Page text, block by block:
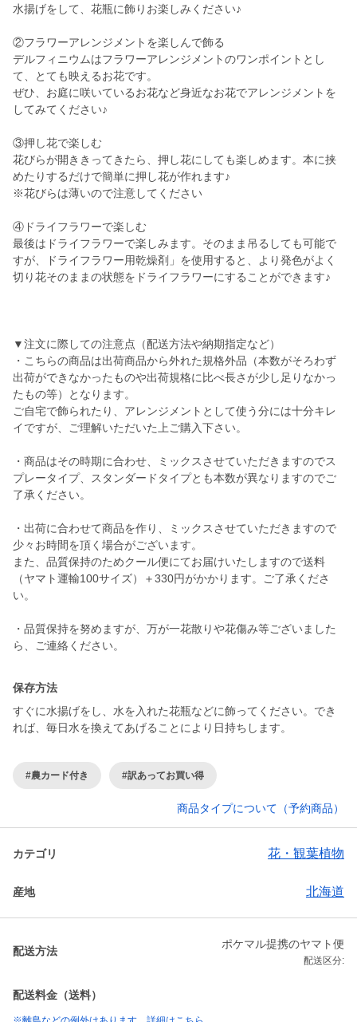
水揚げをして、花瓶に飾りお楽しみください♪
②フラワーアレンジメントを楽しんで飾る
デルフィニウムはフラワーアレンジメントのワンポイントとし
て、とても映えるお花です。
ぜひ、お庭に咲いているお花など身近なお花でアレンジメントを
してみてください♪
③押し花で楽しむ
花びらが開ききってきたら、押し花にしても楽しめます。本に挟
めたりするだけで簡単に押し花が作れます♪
※花びらは薄いので注意してください
④ドライフラワーで楽しむ
最後はドライフラワーで楽しみます。そのまま吊るしても可能で
すが、ドライフラワー用乾燥剤」を使用すると、より発色がよく
切り花そのままの状態をドライフラワーにすることができます♪
▼注文に際しての注意点（配送方法や納期指定など）
・こちらの商品は出荷商品から外れた規格外品（本数がそろわず
出荷ができなかったものや出荷規格に比べ長さが少し足りなかっ
たもの等）となります。
ご自宅で飾られたり、アレンジメントとして使う分には十分キレ
イですが、ご理解いただいた上ご購入下さい。
・商品はその時期に合わせ、ミックスさせていただきますのでス
プレータイプ、スタンダードタイプとも本数が異なりますのでご
了承ください。
・出荷に合わせて商品を作り、ミックスさせていただきますので
少々お時間を頂く場合がございます。
また、品質保持のためクール便にてお届けいたしますので送料
（ヤマト運輸100サイズ）＋330円がかかります。ご了承くださ
い。
・品質保持を努めますが、万が一花散りや花傷み等ございました
ら、ご連絡ください。
保存方法
すぐに水揚げをし、水を入れた花瓶などに飾ってください。でき
れば、毎日水を換えてあげることにより日持ちします。
#農カード付き #訳あってお買い得
商品タイプについて（予約商品）
カテゴリ 花・観葉植物
産地 北海道
配送方法
ポケマル提携のヤマト便
配送区分:
配送料金（送料）